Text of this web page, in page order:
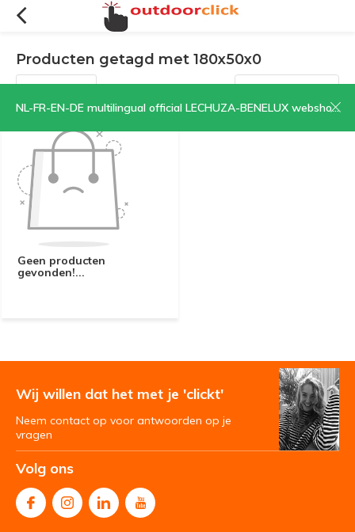
NL-FR-EN-DE multilingual official LECHUZA-BENELUX webshop | CLICK HERE NOW!
Producten getagd met 180x50x0
Filters Sorteren op:
Geen producten
gevonden!...
Wij willen dat het met je 'clickt'
Neem contact op voor antwoorden op je
vragen
Volg ons